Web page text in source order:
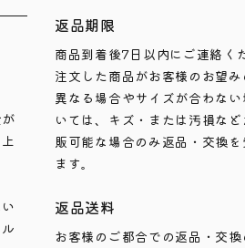
返品期限
商品到着後7日以内にご連絡く
注文した商品がお客様のお望み
異なる場合やサイズが合わな
いては、キズ・または汚損な
販可能な場合のみ返品・交換を
ます。
返品送料
お客様のご都合での返品・交換